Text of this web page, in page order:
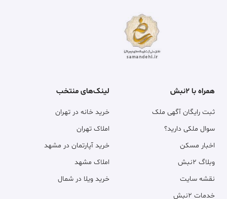
همراه با ۲نبش
ثبت رایگان آگهی ملک
سوال ملکی دارید؟
اخبار مسکن
وبلاگ ۲نبش
نقشه سایت
خدمات ۲نبش
لینک‌های منتخب
خرید خانه در تهران
املاک تهران
خرید آپارتمان در مشهد
املاک مشهد
خرید ویلا در شمال